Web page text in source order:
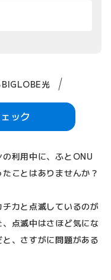
光
ック
利用中に、ふとONU
ことはありませんか？
カと点滅しているのが
点滅中はさほど気にな
、さすがに問題がある